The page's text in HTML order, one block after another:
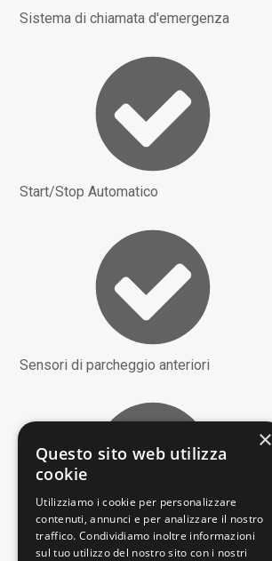
Sistema di chiamata d'emergenza
Start/Stop Automatico
Sensori di parcheggio anteriori
Telecamera per parcheggio assistito
×
Questo sito web utilizza
cookie
Utilizziamo i cookie per personalizzare
contenuti, annunci e per analizzare il nostro
traffico. Condividiamo inoltre informazioni
sul tuo utilizzo del nostro sito con i nostri